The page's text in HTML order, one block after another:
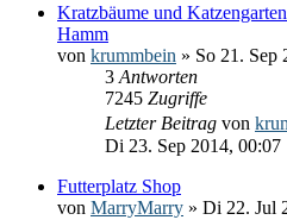
Kratzbäume und
Hamm
von krummbein » So 21. Sep
3 Antworten
7245 Zugriffe
Letzter Beitrag von
Di 23. Sep 2014, 00:07
Futterplatz Shop
von MarryMarry » Di 22. Jul